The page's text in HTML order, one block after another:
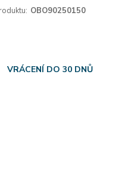
OBO90250150
VRÁCENÍ DO 30 DNŮ